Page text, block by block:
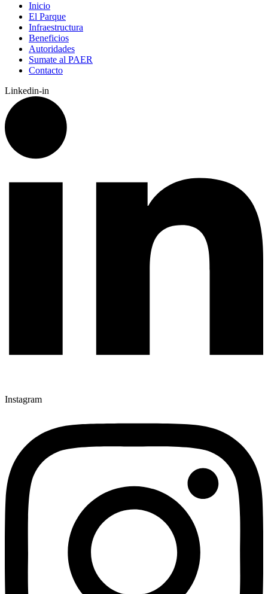
Inicio
El Parque
Infraestructura
Beneficios
Autoridades
Sumate al PAER
Contacto
Linkedin-in
Instagram